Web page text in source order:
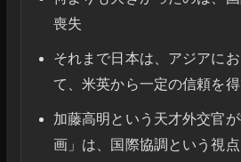
喪失
それまで日本は、アジアに
て、米英から一定の信頼を
加藤高明という天才外交官
画」は、国際協調という視